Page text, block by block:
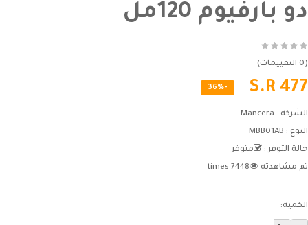
دو بارفيوم 120مل
(0 التقييمات)
S.R 477
-36%
الشركة : Mancera
النوع : MBB01AB
حالة التوفر :
متوفر
تم مشاهدته
7448 times
الكمية: